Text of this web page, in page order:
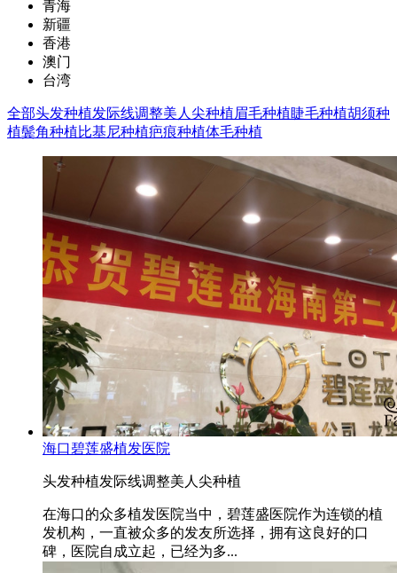
青海
新疆
香港
澳门
台湾
全部头发种植发际线调整美人尖种植眉毛种植睫毛种植胡须种
植鬓角种植比基尼种植疤痕种植体毛种植
海口碧莲盛植发医院
头发种植发际线调整美人尖种植
在海口的众多植发医院当中，碧莲盛医院作为连锁的植
发机构，一直被众多的发友所选择，拥有这良好的口
碑，医院自成立起，已经为多...